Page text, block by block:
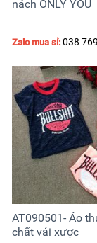
nách ONLY YOU
Zalo mua sỉ: 038
AT090501- Áo
chất vải xược